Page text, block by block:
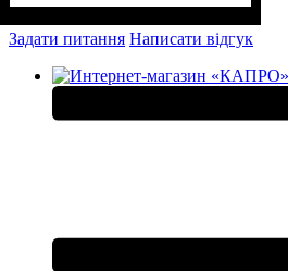
Задати питання Написати відгук